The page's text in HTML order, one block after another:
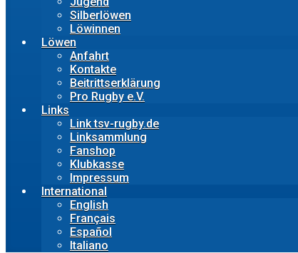
Silberlöwen
Löwinnen
Löwen
Anfahrt
Kontakte
Beitrittserklärung
Pro Rugby e.V.
Links
Link tsv-rugby.de
Linksammlung
Fanshop
Klubkasse
Impressum
International
English
Français
Español
Italiano